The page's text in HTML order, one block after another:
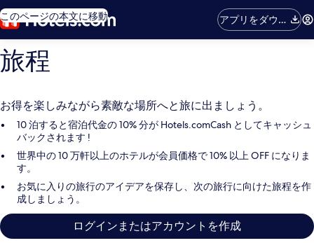
このページの本文に移動
アプリをダウン
ロード
旅程
お得を楽しみながら素敵な場所へと旅に出ましょう。
10 泊すると宿泊代金の 10% 分が Hotels.comCash としてキャッシュ
バックされます !
世界中の 10 万軒以上のホテルが会員価格で 10% 以上 OFF になりま
す。
お気に入りの旅行のアイデアを保存し、次の旅行に向けた旅程を作
成しましょう。
ログインまたはアカウントを作成